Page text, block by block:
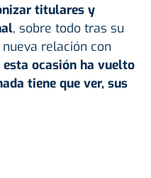
titulares y
, sobre todo tras su
relación con
esta ocasión ha vuelto
tiene que ver, sus